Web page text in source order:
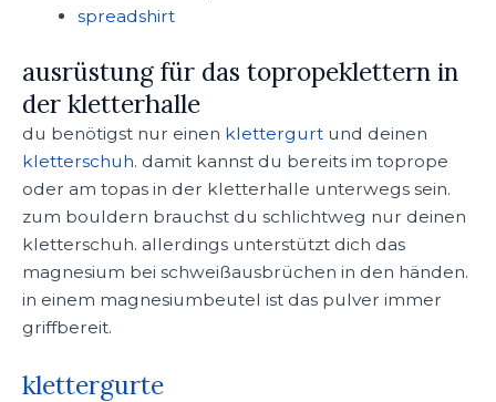
spreadshirt
ausrüstung für das topropeklettern in
der kletterhalle
du benötigst nur einen klettergurt und deinen
kletterschuh. damit kannst du bereits im toprope
oder am topas in der kletterhalle unterwegs sein.
zum bouldern brauchst du schlichtweg nur deinen
kletterschuh. allerdings unterstützt dich das
magnesium bei schweißausbrüchen in den händen.
in einem magnesiumbeutel ist das pulver immer
griffbereit.
klettergurte